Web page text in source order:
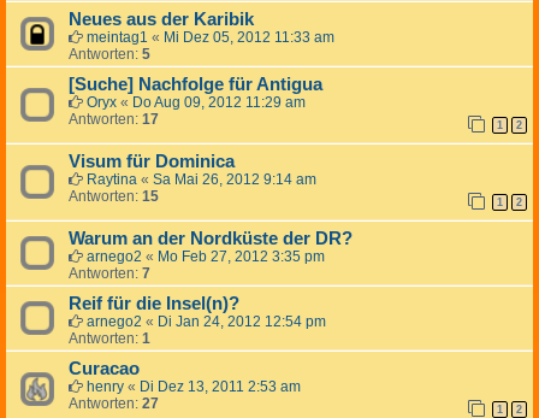
Neues aus der Karibik
meintag1 « Mi Dez 05, 2012 11:33 am
Antworten: 5
[Suche] Nachfolge für Antigua
Oryx « Do Aug 09, 2012 11:29 am
Antworten: 17 1 2
Visum für Dominica
Raytina « Sa Mai 26, 2012 9:14 am
Antworten: 15 1 2
Warum an der Nordküste der DR?
arnego2 « Mo Feb 27, 2012 3:35 pm
Antworten: 7
Reif für die Insel(n)?
arnego2 « Di Jan 24, 2012 12:54 pm
Antworten: 1
Curacao
henry « Di Dez 13, 2011 2:53 am
Antworten: 27 1 2